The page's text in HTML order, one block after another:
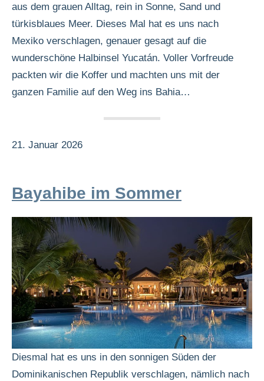
aus dem grauen Alltag, rein in Sonne, Sand und
türkisblaues Meer. Dieses Mal hat es uns nach
Mexiko verschlagen, genauer gesagt auf die
wunderschöne Halbinsel Yucatán. Voller Vorfreude
packten wir die Koffer und machten uns mit der
ganzen Familie auf den Weg ins Bahia…
21. Januar 2026
Bayahibe im Sommer
Diesmal hat es uns in den sonnigen Süden der
Dominikanischen Republik verschlagen, nämlich nach